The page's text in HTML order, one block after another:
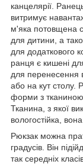
канцелярії.
витримує
м'яка потовщена
для дитини, а
для додаткового
ранця є кишені
для перенесення
або на кут столу.
форми з
Тканина, з якої
вологостійка,
Рюкзак можна
градусів. Він
так середніх